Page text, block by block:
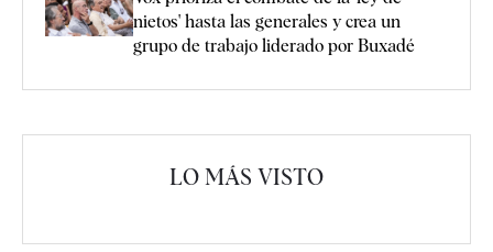
nietos' hasta las generales y crea un
grupo de trabajo liderado por Buxadé
LO MÁS VISTO